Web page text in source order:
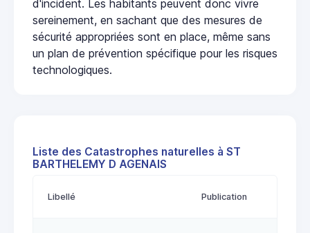
d'incident. Les habitants peuvent donc vivre
sereinement, en sachant que des mesures de
sécurité appropriées sont en place, même sans
un plan de prévention spécifique pour les risques
technologiques.
Liste des Catastrophes naturelles à ST
BARTHELEMY D AGENAIS
Libellé Publication